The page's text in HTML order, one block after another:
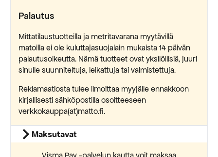
Palautus
Mittatilaustuotteilla ja metritavarana myytävillä
matoilla ei ole kuluttajasuojalain mukaista 14 päivän
palautusoikeutta. Nämä tuotteet ovat yksilöllisiä, juuri
sinulle suunniteltuja, leikattuja tai valmistettuja.
Reklamaatiosta tulee ilmoittaa myyjälle ennakkoon
kirjallisesti sähköpostilla osoitteeseen
verkkokauppa(at)matto.fi.
Maksutavat